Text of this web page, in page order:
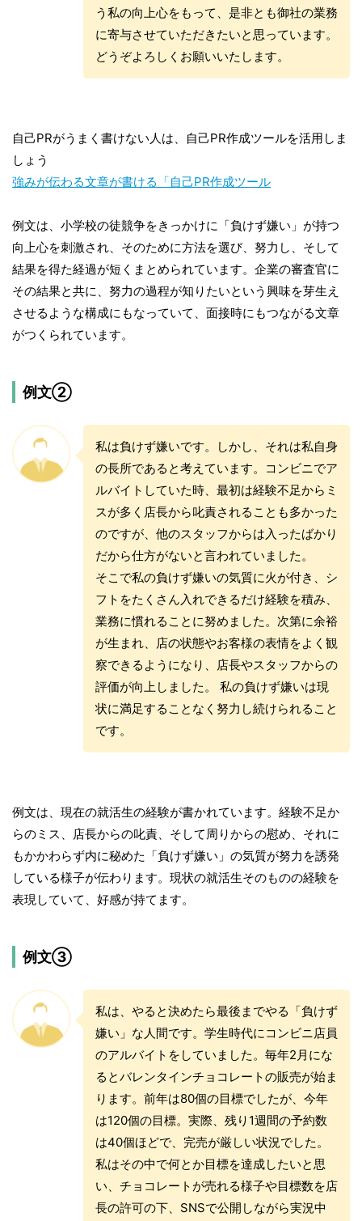
う私の向上心をもって、是非とも御社の業務
に寄与させていただきたいと思っています。
どうぞよろしくお願いいたします。
自己PRがうまく書けない人は、自己PR作成ツールを活用しま
しょう
強みが伝わる文章が書ける「自己PR作成ツール
例文は、小学校の徒競争をきっかけに「負けず嫌い」が持つ
向上心を刺激され、そのために方法を選び、努力し、そして
結果を得た経過が短くまとめられています。企業の審査官に
その結果と共に、努力の過程が知りたいという興味を芽生え
させるような構成にもなっていて、面接時にもつながる文章
がつくられています。
例文②
私は負けず嫌いです。しかし、それは私自身
の長所であると考えています。コンビニでア
ルバイトしていた時、最初は経験不足からミ
スが多く店長から叱責されることも多かった
のですが、他のスタッフからは入ったばかり
だから仕方がないと言われていました。
そこで私の負けず嫌いの気質に火が付き、シ
フトをたくさん入れできるだけ経験を積み、
業務に慣れることに努めました。次第に余裕
が生まれ、店の状態やお客様の表情をよく観
察できるようになり、店長やスタッフからの
評価が向上しました。 私の負けず嫌いは現
状に満足することなく努力し続けられること
です。
例文は、現在の就活生の経験が書かれています。経験不足か
らのミス、店長からの叱責、そして周りからの慰め、それに
もかかわらず内に秘めた「負けず嫌い」の気質が努力を誘発
している様子が伝わります。現状の就活生そのものの経験を
表現していて、好感が持てます。
例文③
私は、やると決めたら最後までやる「負けず
嫌い」な人間です。学生時代にコンビニ店員
のアルバイトをしていました。毎年2月にな
るとバレンタインチョコレートの販売が始ま
ります。前年は80個の目標でしたが、今年
は120個の目標。実際、残り1週間の予約数
は40個ほどで、完売が厳しい状況でした。
私はその中で何とか目標を達成したいと思
い、チョコレートが売れる様子や目標数を店
長の許可の下、SNSで公開しながら実況中